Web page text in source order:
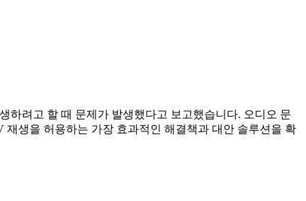
하려고 할 때 문제가 발생했다고 보고했습니다. 오디오 문
생을 허용하는 가장 효과적인 해결책과 대안 솔루션을 확